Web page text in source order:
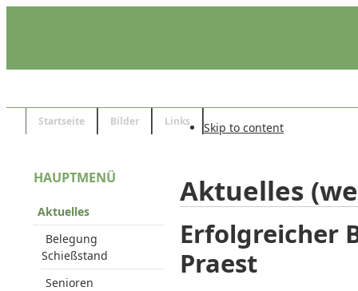
Startseite Bilder Links Skip to content
Aktuelles
Erfolgreicher
Praest
HAUPTMENÜ
Aktuelles
Belegung
Schießstand
Senioren